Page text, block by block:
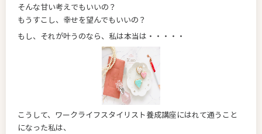
そんな甘い考えでもいいの？
もうすこし、幸せを望んでもいいの？
もし、それが叶うのなら、私は本当は・・・・・
こうして、ワークライフスタイリスト養成講座にはれて通うこと
になった私は、